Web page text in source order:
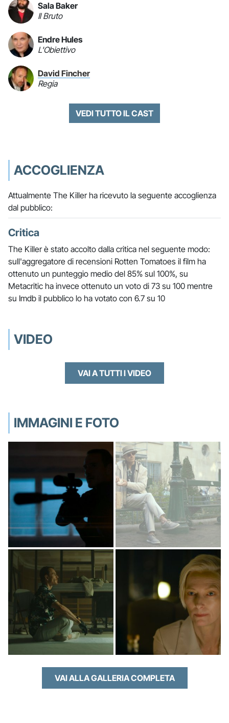
Sala Baker
Il Bruto
Endre Hules
L'Obiettivo
David Fincher
Regia
VEDI TUTTO IL CAST
ACCOGLIENZA
Attualmente The Killer ha ricevuto la seguente accoglienza
dal pubblico:
Critica
The Killer è stato accolto dalla critica nel seguente modo:
sull'aggregatore di recensioni Rotten Tomatoes il film ha
ottenuto un punteggio medio del 85% sul 100%, su
Metacritic ha invece ottenuto un voto di 73 su 100 mentre
su Imdb il pubblico lo ha votato con 6.7 su 10
VIDEO
VAI A TUTTI I VIDEO
IMMAGINI E FOTO
VAI ALLA GALLERIA COMPLETA